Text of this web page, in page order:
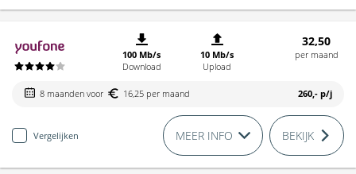
100 Mb/s
Download
10 Mb/s
Upload
32,50
per maand
8 maanden voor 16,25 per maand 260,- p/j
Vergelijken MEER INFO BEKIJK